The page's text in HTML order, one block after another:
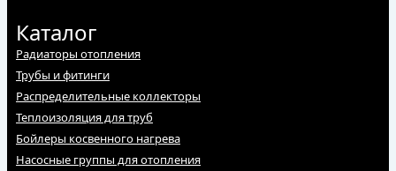
Каталог
Радиаторы отопления
Трубы и фитинги
Распределительные коллекторы
Теплоизоляция для труб
Бойлеры косвенного нагрева
Насосные группы для отопления